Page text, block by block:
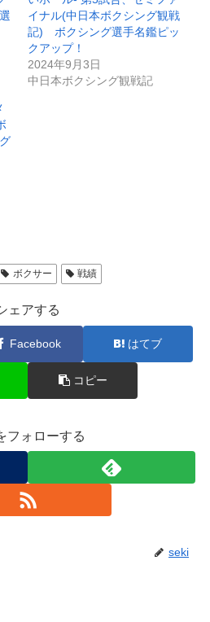
イナル(中日本ボクシング観戦
記) ボクシング選手名鑑ピッ
クアップ！
2024年9月3日
中日本ボクシング観戦記
ボクサー 戦績
ェアする
Facebook はてブ
コピー
フォローする
seki